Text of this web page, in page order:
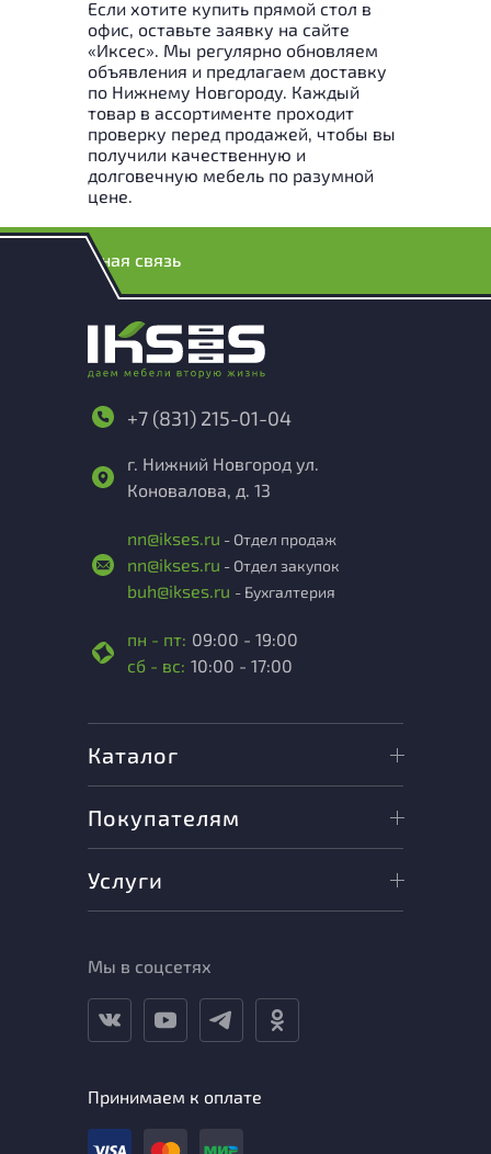
Если хотите купить прямой стол в
офис, оставьте заявку на сайте
«Иксес». Мы регулярно обновляем
объявления и предлагаем доставку
по Нижнему Новгороду. Каждый
товар в ассортименте проходит
проверку перед продажей, чтобы вы
получили качественную и
долговечную мебель по разумной
цене.
Обратная связь
+7 (831) 215-01-04
г. Нижний Новгород ул.
Коновалова, д. 13
nn@ikses.ru - Отдел продаж
nn@ikses.ru - Отдел закупок
buh@ikses.ru - Бухгалтерия
пн - пт: 09:00 - 19:00
сб - вс: 10:00 - 17:00
Каталог
Покупателям
Услуги
Мы в соцсетях
Принимаем к оплате